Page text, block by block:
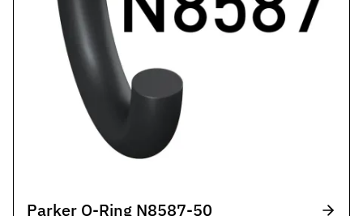
Parker O-Ring N8587-50